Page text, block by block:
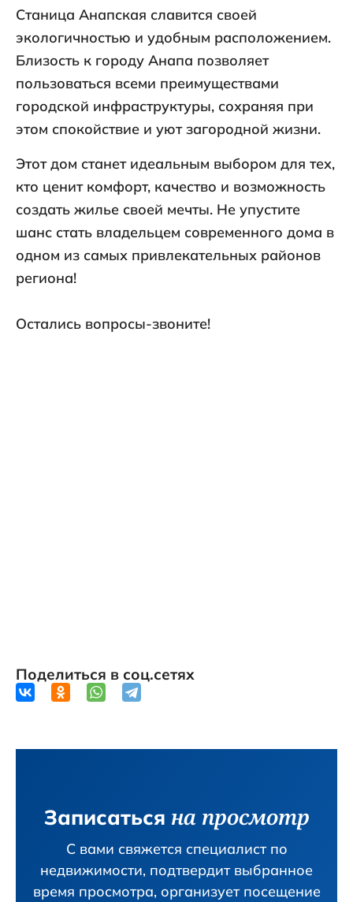
Станица Анапская славится своей
экологичностью и удобным расположением.
Близость к городу Анапа позволяет
пользоваться всеми преимуществами
городской инфраструктуры, сохраняя при
этом спокойствие и уют загородной жизни.
Этот дом станет идеальным выбором для тех,
кто ценит комфорт, качество и возможность
создать жилье своей мечты. Не упустите
шанс стать владельцем современного дома в
одном из самых привлекательных районов
региона!
Остались вопросы-звоните!
Поделиться в соц.сетях
Записаться на просмотр
С вами свяжется специалист по
недвижимости, подтвердит вы­бранное
время просмотра, организует посещение